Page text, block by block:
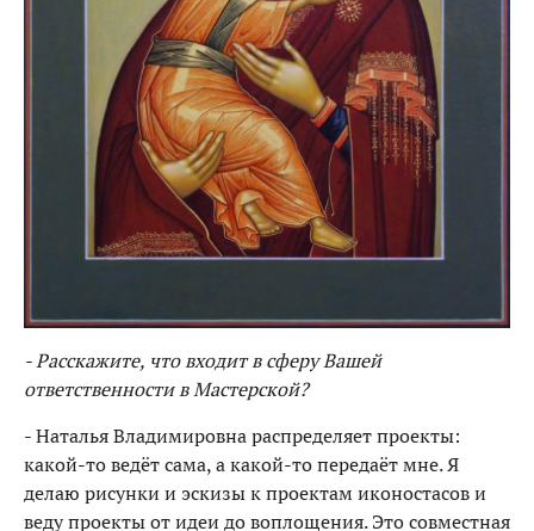
- Расскажите, что входит в сферу Вашей
ответственности в Мастерской?
- Наталья Владимировна распределяет проекты:
какой-то ведёт сама, а какой-то передаёт мне. Я
делаю рисунки и эскизы к проектам иконостасов и
веду проекты от идеи до воплощения. Это совместная